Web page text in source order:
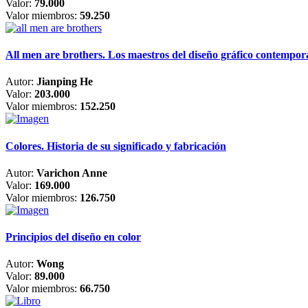
Valor: 79.000
Valor miembros: 59.250
All men are brothers. Los maestros del diseño gráfico
Autor: Jianping He
Valor: 203.000
Valor miembros: 152.250
Colores. Historia de su significado y fabricación
Autor: Varichon Anne
Valor: 169.000
Valor miembros: 126.750
Principios del diseño en color
Autor: Wong
Valor: 89.000
Valor miembros: 66.750